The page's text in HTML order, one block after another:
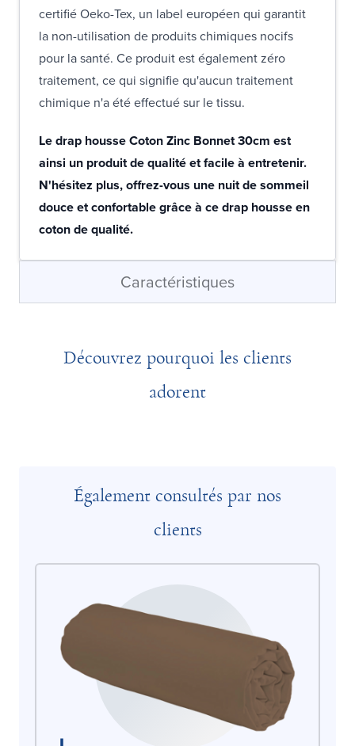
certifié Oeko-Tex, un label européen qui garantit
la non-utilisation de produits chimiques nocifs
pour la santé. Ce produit est également zéro
traitement, ce qui signifie qu'aucun traitement
chimique n'a été effectué sur le tissu.
Le drap housse Coton Zinc Bonnet 30cm est
ainsi un produit de qualité et facile à entretenir.
N'hésitez plus, offrez-vous une nuit de sommeil
douce et confortable grâce à ce drap housse en
coton de qualité.
Caractéristiques
Découvrez pourquoi les clients
adorent
Également consultés par nos
clients